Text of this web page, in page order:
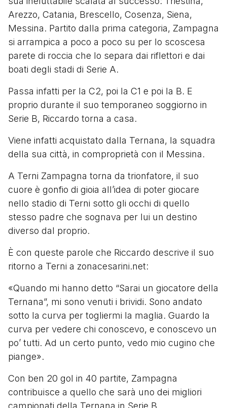
Arezzo, Catania, Brescello, Cosenza, Siena,
Messina. Partito dalla prima categoria, Zampagna
si arrampica a poco a poco su per lo scoscesa
parete di roccia che lo separa dai riflettori e dai
boati degli stadi di Serie A.
Passa infatti per la C2, poi la C1 e poi la B. E
proprio durante il suo temporaneo soggiorno in
Serie B, Riccardo torna a casa.
Viene infatti acquistato dalla Ternana, la squadra
della sua città, in comproprietà con il Messina.
A Terni Zampagna torna da trionfatore, il suo
cuore è gonfio di gioia all’idea di poter giocare
nello stadio di Terni sotto gli occhi di quello
stesso padre che sognava per lui un destino
diverso dal proprio.
È con queste parole che Riccardo descrive il suo
ritorno a Terni a zonacesarini.net:
«Quando mi hanno detto “Sarai un giocatore della
Ternana”, mi sono venuti i brividi. Sono andato
sotto la curva per togliermi la maglia. Guardo la
curva per vedere chi conoscevo, e conoscevo un
po’ tutti. Ad un certo punto, vedo mio cugino che
piange».
Con ben 20 gol in 40 partite, Zampagna
contribuisce a quello che sarà uno dei migliori
campionati della Ternana in Serie B.